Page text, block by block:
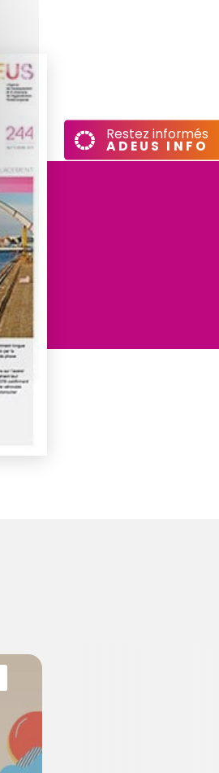
Restez informés
ADEUS INFO